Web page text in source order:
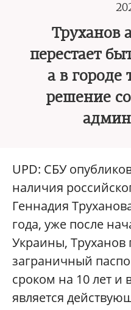
Труханов
перестает
а в городе
решение
UPD: СБУ
наличия
Геннадия
года, уже после
Украины, Труханов
заграничный
сроком на 10 лет и
является